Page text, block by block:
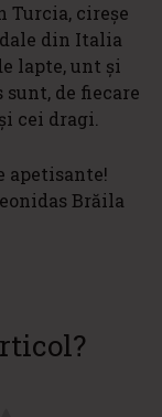
Turcia, cireșe
din Italia
lapte, unt și
de fiecare
cei dragi.
apetisante!
Brăila